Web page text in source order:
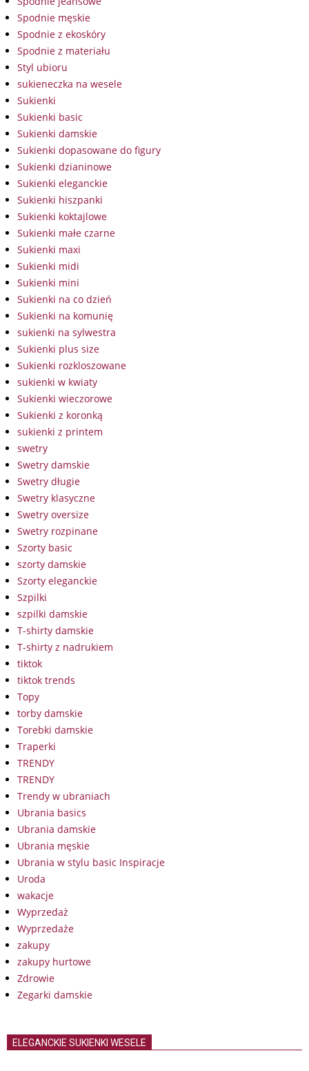
Spodnie męskie
Spodnie z ekoskóry
Spodnie z materiału
Styl ubioru
sukieneczka na wesele
Sukienki
Sukienki basic
Sukienki damskie
Sukienki dopasowane do figury
Sukienki dzianinowe
Sukienki eleganckie
Sukienki hiszpanki
Sukienki koktajlowe
Sukienki małe czarne
Sukienki maxi
Sukienki midi
Sukienki mini
Sukienki na co dzień
Sukienki na komunię
sukienki na sylwestra
Sukienki plus size
Sukienki rozkloszowane
sukienki w kwiaty
Sukienki wieczorowe
Sukienki z koronką
sukienki z printem
swetry
Swetry damskie
Swetry długie
Swetry klasyczne
Swetry oversize
Swetry rozpinane
Szorty basic
szorty damskie
Szorty eleganckie
Szpilki
szpilki damskie
T-shirty damskie
T-shirty z nadrukiem
tiktok
tiktok trends
Topy
torby damskie
Torebki damskie
Traperki
TRENDY
TRENDY
Trendy w ubraniach
Ubrania basics
Ubrania damskie
Ubrania męskie
Ubrania w stylu basic Inspiracje
Uroda
wakacje
Wyprzedaż
Wyprzedaże
zakupy
zakupy hurtowe
Zdrowie
Zegarki damskie
ELEGANCKIE SUKIENKI WESELE